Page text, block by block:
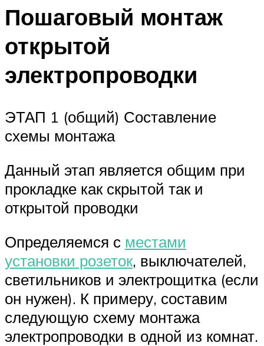
Пошаговый монтаж
открытой
электропроводки
ЭТАП 1 (общий) Составление
схемы монтажа
Данный этап является общим при
прокладке как скрытой так и
открытой проводки
Определяемся с местами
установки розеток, выключателей,
светильников и электрощитка (если
он нужен). К примеру, составим
следующую схему монтажа
электропроводки в одной из комнат.